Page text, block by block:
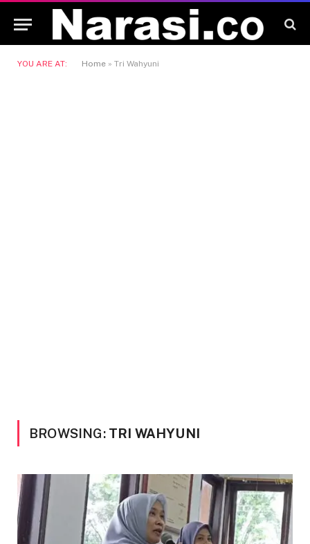
YOU ARE AT: Home » Tri Wahyuni
BROWSING: TRI WAHYUNI